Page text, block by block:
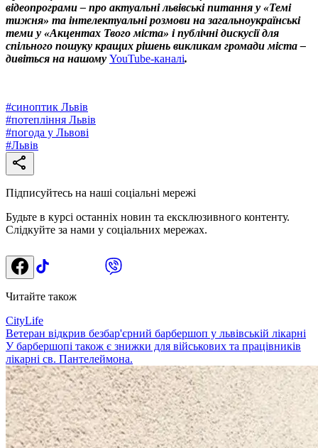
відеопрограми – про актуальні львівські питання у «Темі
тижня» та інтелектуальні розмови на загальноукраїнські
теми у «Акцентах Твого міста» і публічні дискусії для
спільного пошуку кращих рішень викликам громади міста –
дивіться на нашому YouTube-каналі.
#синоптик Львів
#потепління Львів
#погода у Львові
#Львів
Підписуйтесь на наші соціальні мережі
Будьте в курсі останніх новин та ексклюзивного контенту.
Слідкуйте за нами у соціальних мережах.
Читайте також
CityLife
Ветеран відкрив безбар'єрний барбершоп у львівській лікарні
У барбершопі також є знижки для військових та працівників
лікарні св. Пантелеймона.